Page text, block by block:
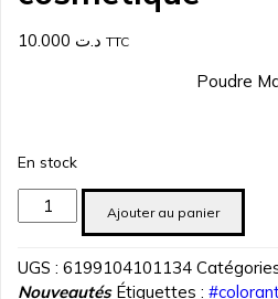
د.ت TTC
Poudre
En stock
quantité
de
Oxyde
Ajouter au panier
UGS : 6199104101134
Nouveautés Étiquettes :